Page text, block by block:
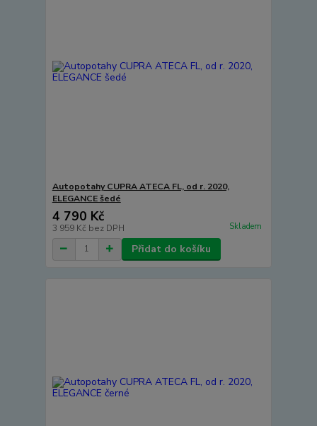
Autopotahy CUPRA ATECA FL, od r. 2020,
ELEGANCE šedé
4 790 Kč
3 959 Kč bez DPH Skladem
Přidat do košíku